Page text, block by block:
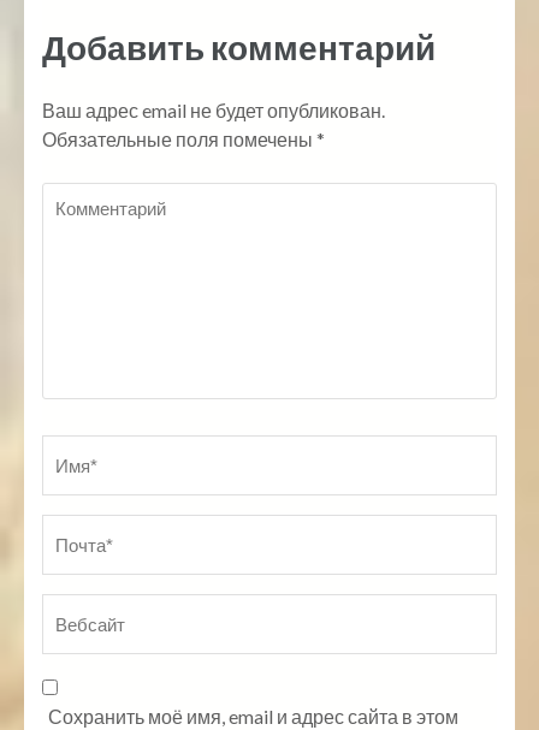
Добавить комментарий
Ваш адрес email не будет опубликован.
Обязательные поля помечены *
Сохранить моё имя, email и адрес сайта в этом